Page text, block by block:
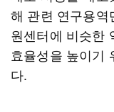
해 관련 연구용역
원센터에 비슷한
효율성을 높이기
다.